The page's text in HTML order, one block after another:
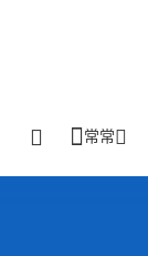
常常